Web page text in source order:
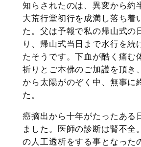
知らされたのは、異変から約
大荒行堂初行を成満し落ち着
た。父は予報で私の帰山式の
り、帰山式当日まで水行を続
たそうです。下血が酷く痛
祈りとご本佛のご加護を頂き
から太陽がのぞく中、無事に
た。
癌摘出から十年がたったある
ました。医師の診断は腎不全
の人工透析をする事となった